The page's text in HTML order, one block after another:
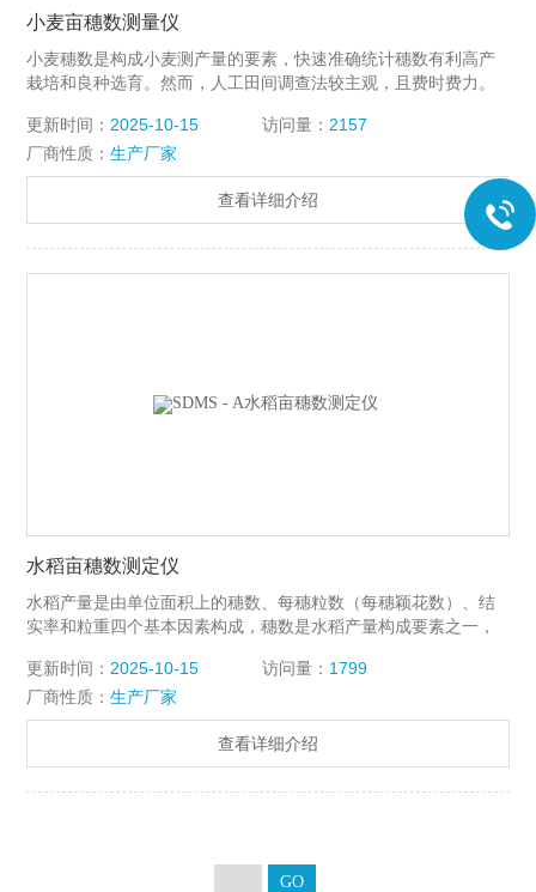
小麦亩穗数测量仪
小麦穗数是构成小麦测产量的要素，快速准确统计穗数有利高产
栽培和良种选育。然而，人工田间调查法较主观，且费时费力。
于麦地（4球分别位于视野长边附近）用任何方式对焦小麦后拍
照，即可在小麦的杨花期、灌浆期、半成熟期快速精准地算出亩
穗数，以提高工作效率。广泛适用于各农科院、种子站、育种公
更新时间： 2025-10-15 访问量： 2157
厂商性质：生产厂家
查看详细介绍
水稻亩穗数测定仪
水稻产量是由单位面积上的穗数、每穗粒数（每穗颖花数）、结
实率和粒重四个基本因素构成，穗数是水稻产量构成要素之一，
中，水稻穗数的获取主要依靠人工统计，费时费力，而且主观性
较高，缺乏统一的稻穗数量计算标准。该产品采用图像识别技
术、深度学习的方法，能够快速计算出亩穗数量，并能对数据进
行存储，大大提高了农业科研生产的效率。此系统可以测量水稻
的亩穗数、理论产量、种子数量和千粒重指标，为水稻的品种筛
选、水稻产量预测、产量基因定位和功能解析发挥着至关重要的
更新时间： 2025-10-15 访问量： 1799
厂商性质：生产厂家
查看详细介绍